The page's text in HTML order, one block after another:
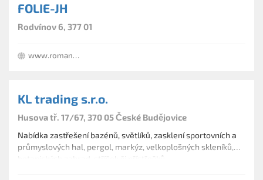
FOLIE-JH
Rodvínov 6, 377 01
www.romanpaukov.com
KL trading s.r.o.
Husova tř. 17/67, 370 05 České Budějovice
Nabídka zastřešení bazénů, světlíků, zasklení sportovních a
průmyslových hal, pergol, markýz, velkoplošných skleníků,
botanických zahrad, stříšek či přístřešků.